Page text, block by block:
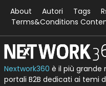
About Autori Tags
Terms&Conditions
Nextwork360 è il più grande
portali B2B dedicati ai temi